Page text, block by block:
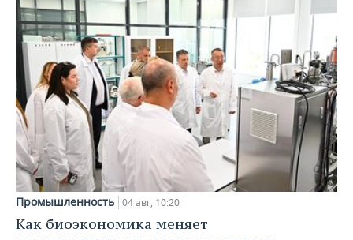
Промышленность 04 авг, 10:20
Как биоэкономика меняет